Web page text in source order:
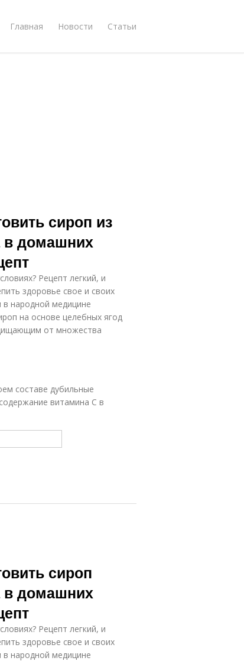
Главная Новости Статьи
сироп из
в домашних
Рецепт легкий, и
здоровье свое и своих
народной медицине
на основе целебных ягод
от множества
составе дубильные
витамина С в
сироп
в домашних
Рецепт легкий, и
здоровье свое и своих
народной медицине